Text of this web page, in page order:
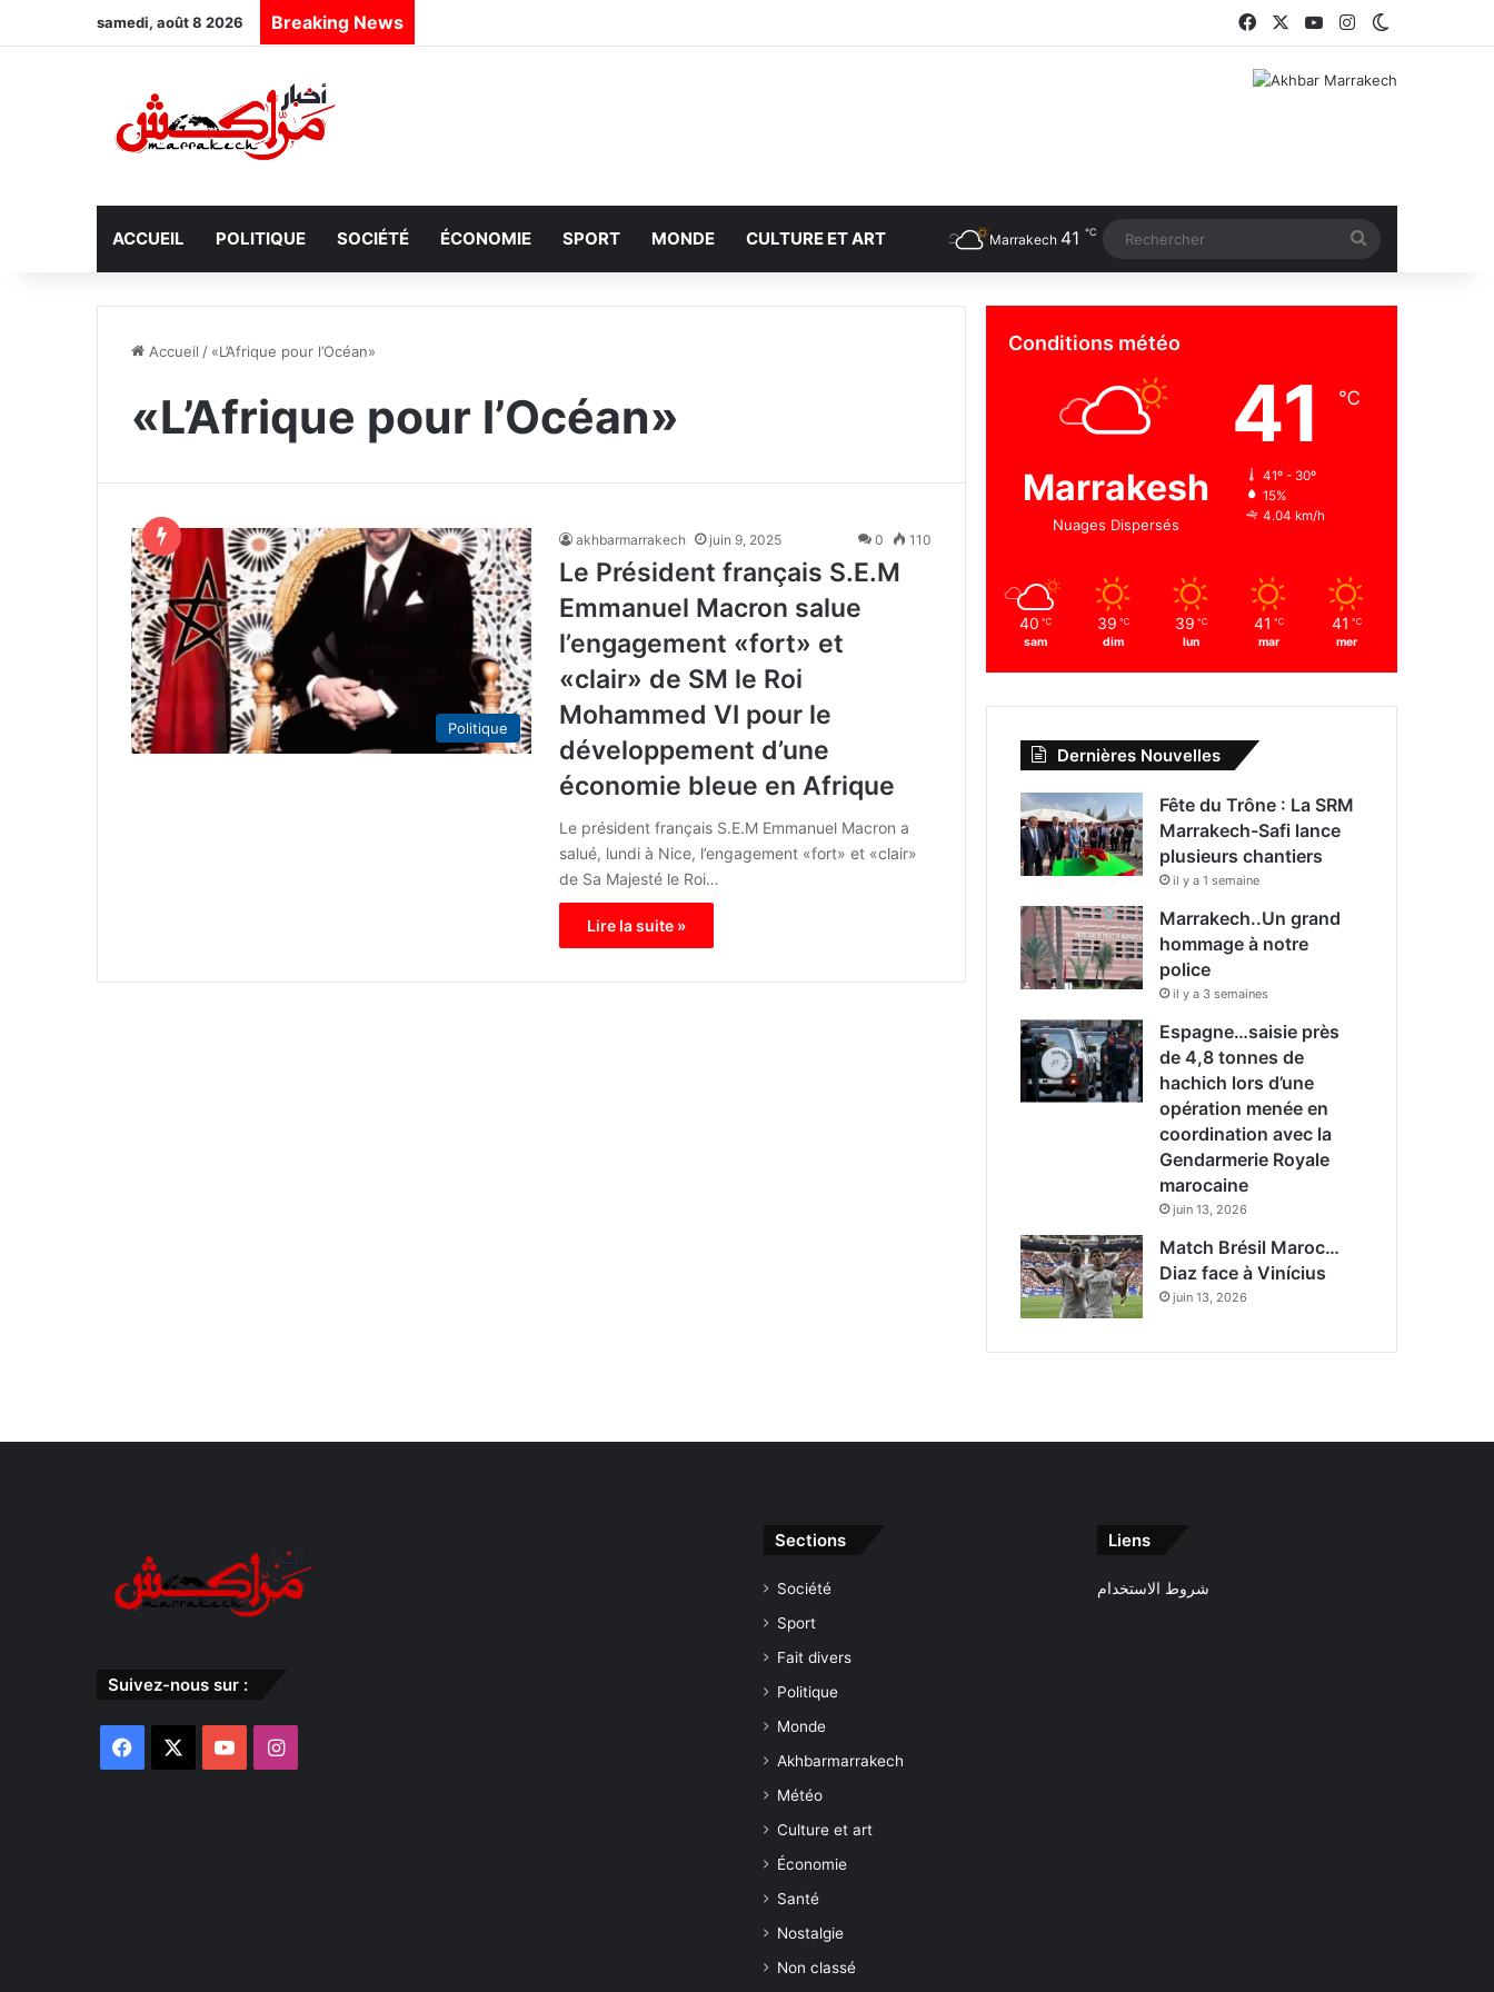
samedi, août 8 2026 Breaking News Facebook YouTubeInstagram
ACCUEIL POLITIQUE SOCIÉTÉ ÉCONOMIE SPORT MONDE CULTURE ET ART Marrakech 41 ℃
Accueil / «L’Afrique pour l’Océan»
«L’Afrique pour l’Océan»
Politique
akhbarmarrakech juin 9, 2025 0 110
Le Président français S.E.M
Emmanuel Macron salue
l’engagement «fort» et
«clair» de SM le Roi
Mohammed VI pour le
développement d’une
économie bleue en Afrique
Le président français S.E.M Emmanuel Macron a
salué, lundi à Nice, l’engagement «fort» et «clair»
de Sa Majesté le Roi…
Lire la suite »
Conditions météo
Marrakesh
Nuages Dispersés
41 ℃
41º - 30º
15%
4.04 km/h
40 ℃
sam
39 ℃
dim
39 ℃
lun
41 ℃
mar
41 ℃
mer
Dernières Nouvelles
Fête du Trône : La SRM
Marrakech-Safi lance
plusieurs chantiers
il y a 1 semaine
Marrakech..Un grand
hommage à notre
police
il y a 3 semaines
Espagne…saisie près
de 4,8 tonnes de
hachich lors d’une
opération menée en
coordination avec la
Gendarmerie Royale
marocaine
juin 13, 2026
Match Brésil Maroc…
Diaz face à Vinícius
juin 13, 2026
Suivez-nous sur :
Facebook YouTubeInstagram
Sections
Société
Sport
Fait divers
Politique
Monde
Akhbarmarrakech
Météo
Culture et art
Économie
Santé
Nostalgie
Non classé
Liens
شروط الاستخدام